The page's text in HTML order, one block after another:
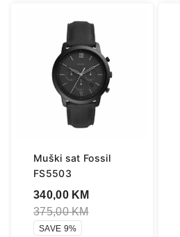
Muški sat Fossil
FS5503
340,00 KM
375,00KM
SAVE 9%